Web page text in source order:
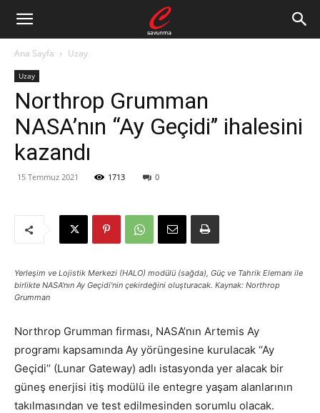
Ana Sayfa Uzay
Uzay
Northrop Grumman
NASA’nın ‘‘Ay Geçidi’’ ihalesini
kazandı
15 Temmuz 2021 1713 0
Yerleşim ve Lojistik Merkezi (HALO) modülü (sağda), Güç ve Tahrik Elemanı ile
birlikte NASA'nın Ay Geçidi'nin çekirdeğini oluşturacak. Kaynak: Northrop
Grumman
Northrop Grumman firması, NASA’nın Artemis Ay
programı kapsamında Ay yörüngesine kurulacak ‘‘Ay
Geçidi’’ (Lunar Gateway) adlı istasyonda yer alacak bir
güneş enerjisi itiş modülü ile entegre yaşam alanlarının
takılmasından ve test edilmesinden sorumlu olacak.